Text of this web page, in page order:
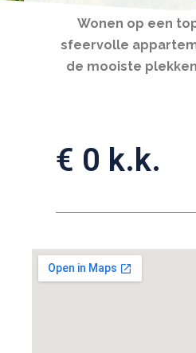
Wonen op een
sfeervolle
de mooiste
€ 0 k.k.